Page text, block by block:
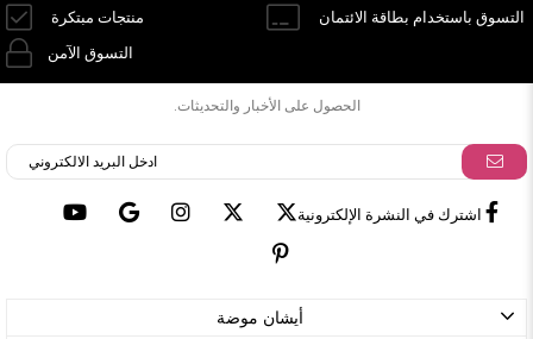
منتجات مبتكرة
التسوق باستخدام بطاقة الائتمان
التسوق الآمن
الحصول على الأخبار والتحديثات.
اشترك في النشرة الإلكترونية
أيشان موضة